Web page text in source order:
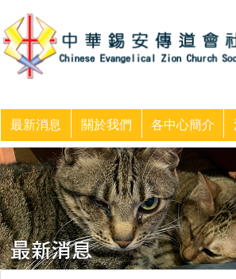
最新消息 關於我們 各中心簡介